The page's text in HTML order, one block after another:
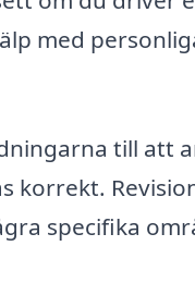
med
till att
korrekt.
specifika